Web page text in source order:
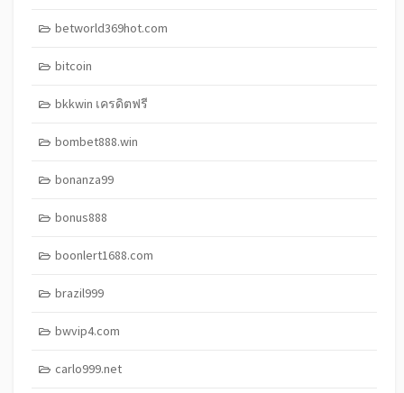
betworld369hot.com
bitcoin
bkkwin เครดิตฟรี
bombet888.win
bonanza99
bonus888
boonlert1688.com
brazil999
bwvip4.com
carlo999.net